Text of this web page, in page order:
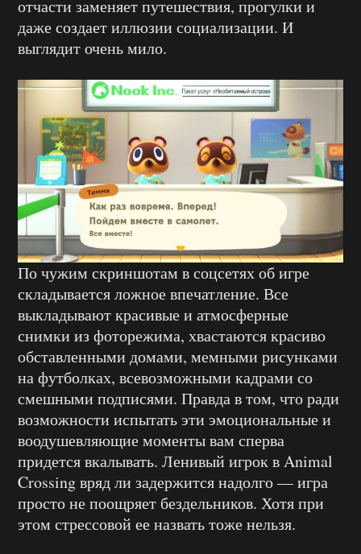
отчасти заменяет путешествия, прогулки и
даже создает иллюзии социализации. И
выглядит очень мило.
По чужим скриншотам в соцсетях об игре
складывается ложное впечатление. Все
выкладывают красивые и атмосферные
снимки из фоторежима, хвастаются красиво
обставленными домами, мемными рисунками
на футболках, всевозможными кадрами со
смешными подписями. Правда в том, что ради
возможности испытать эти эмоциональные и
воодушевляющие моменты вам сперва
придется вкалывать. Ленивый игрок в Animal
Crossing вряд ли задержится надолго — игра
просто не поощряет бездельников. Хотя при
этом стрессовой ее назвать тоже нельзя.